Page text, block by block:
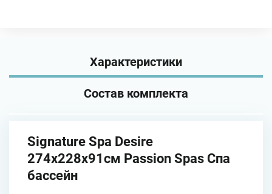
Характеристики
Состав комплекта
Signature Spa Desire
274х228х91см Passion Spas Спа
бассейн